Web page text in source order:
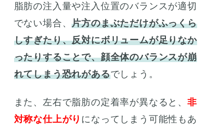
脂肪の注入量や注入位置のバランスが適切
でない場合、片方のまぶただけがふっくら
しすぎたり、反対にボリュームが足りなか
ったりすることで、顔全体のバランスが崩
れてしまう恐れがあるでしょう。
また、左右で脂肪の定着率が異なると、非
対称な仕上がり になってしまう可能性もあ